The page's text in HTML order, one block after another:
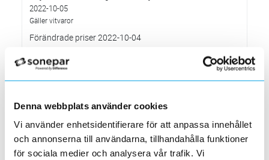
Denna webbplats använder cookies
Vi använder enhetsidentifierare för att anpassa innehållet
och annonserna till användarna, tillhandahålla funktioner
för sociala medier och analysera vår trafik. Vi
2022-10-05
Gäller vitvaror
Förändrade priser 2022-10-04
Välkommen till våra nya lokaler i Södertälje
2022-05-31
Förändrade priser 2022-06-30
2022-05-27
Grundkurs för installatörer av Charge Amps produkter
2022-04-01